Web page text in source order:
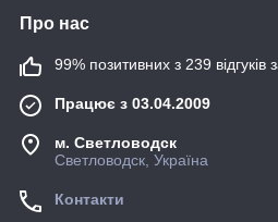
Про нас
99% позитивних з 239 відгуків
Працює з 03.04.2009
м. Светловодск
Светловодск, Україна
Контакти